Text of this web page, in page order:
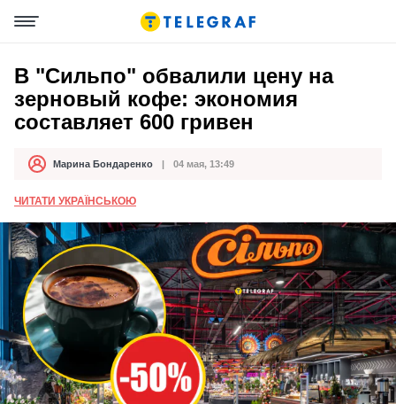
В "Сильпо" обвалили цену на
зерновый кофе: экономия
составляет 600 гривен
АвторМарина Бондаренко
Дата публикации 04 мая, 13:49
ЧИТАТИ УКРАЇНСЬКОЮ